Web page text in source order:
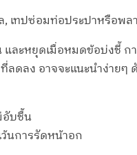
เทปซ่อมท่อประปาหรือพ
ละหยุดเมื่อหมดข้อบ่งชี้ ก
ดลง อาจจะแนะนำง่ายๆ
อับชื้น
นการรัดหน้าอก